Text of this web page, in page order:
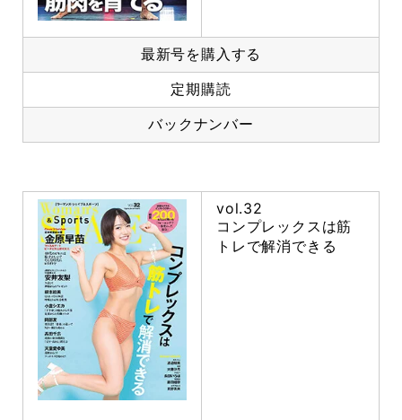
最新号を購入する
定期購読
バックナンバー
vol.32
コンプレックスは筋
トレで解消できる